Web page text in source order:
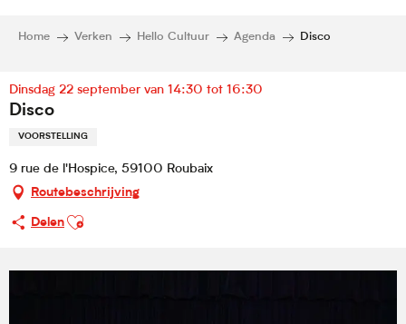
Home Verken Hello Cultuur Agenda Disco
Dinsdag 22 september van 14:30 tot 16:30
Disco
VOORSTELLING
9 rue de l'Hospice, 59100 Roubaix
Routebeschrijving
Delen
Ajouter aux favoris